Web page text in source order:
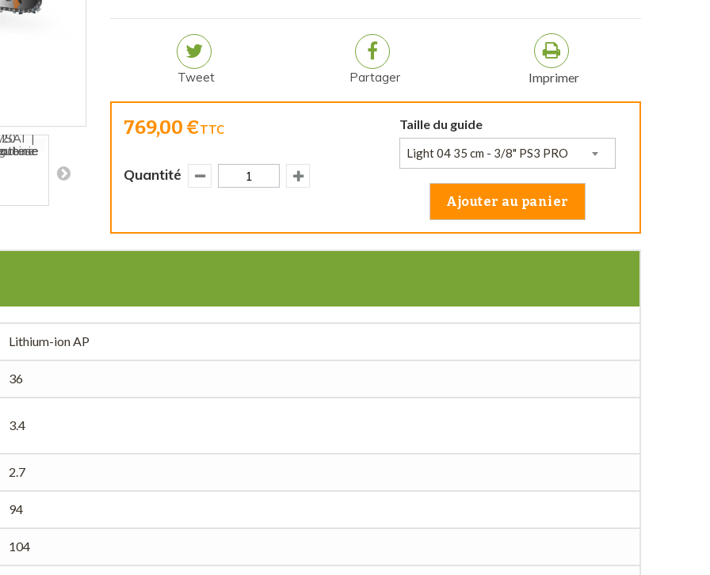
Tweet Partager Imprimer
769,00 €TTC
Quantité
Light 04 35 cm - 3/8" PS3 PRO
Ajouter au panier
Lithium-ion AP
36
3.4
2.7
94
104